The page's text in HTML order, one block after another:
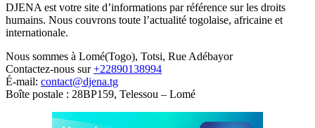
DJENA est votre site d’informations par référence sur les droits
humains. Nous couvrons toute l’actualité togolaise, africaine et
internationale.
Nous sommes à Lomé(Togo), Totsi, Rue Adébayor
Contactez-nous sur+22890138994
É-mail: contact@djena.tg
Boîte postale : 28BP159, Telessou – Lomé